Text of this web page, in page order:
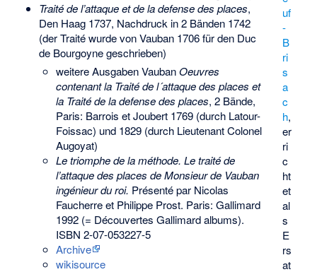
uf
-
B
ri
s
a
c
h,
er
ri
c
ht
et
al
s
E
rs
at
Traité de l’attaque et de la defense des places,
Den Haag 1737, Nachdruck in 2 Bänden 1742
(der Traité wurde von Vauban 1706 für den Duc
de Bourgoyne geschrieben)
weitere Ausgaben VaubanOeuvres
contenant la Traité de l´attaque des places et
la Traité de la defense des places, 2 Bände,
Paris: Barrois et Joubert 1769 (durch Latour-
Foissac) und 1829 (durch Lieutenant Colonel
Augoyat)
Le triomphe de la méthode. Le traité de
l’attaque des places de Monsieur de Vauban
ingénieur du roi. Présenté par Nicolas
Faucherre et Philippe Prost. Paris: Gallimard
1992 (= Découvertes Gallimard albums).
ISBN 2-07-053227-5
Archive
wikisource